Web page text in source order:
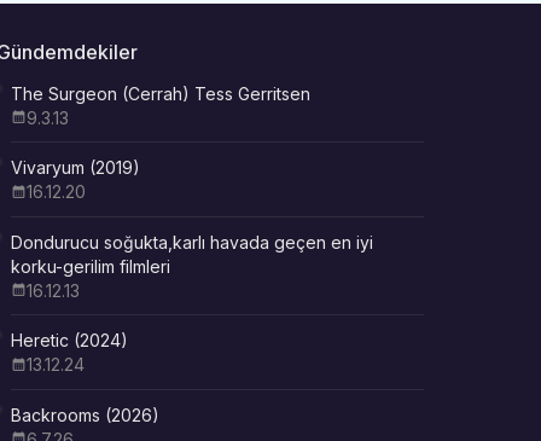
The Surgeon (Cerrah) Tess Gerritsen
9.3.13
Vivaryum (2019)
16.12.20
Dondurucu soğukta,karlı havada geçen en iyi
korku-gerilim filmleri
16.12.13
Heretic (2024)
13.12.24
Backrooms (2026)